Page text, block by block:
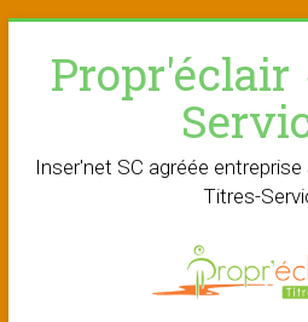
content
Inser'net SC agréée
Titres-